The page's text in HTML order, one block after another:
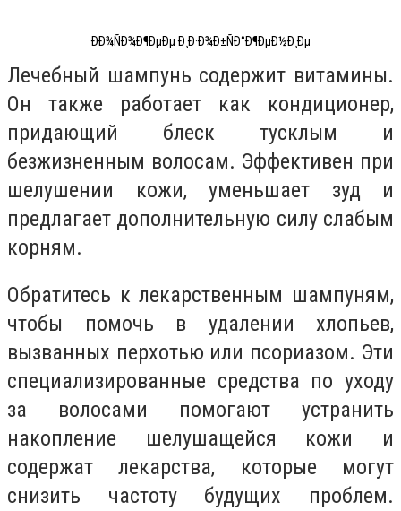
ÐÐ¾ÑÐ¾Ð¶ÐµÐµ Ð¸Ð·Ð¾Ð±ÑÐ°Ð¶ÐµÐ½Ð¸Ðµ
Лечебный шампунь содержит витамины.
Он также работает как кондиционер,
придающий блеск тусклым и
безжизненным волосам. Эффективен при
шелушении кожи, уменьшает зуд и
предлагает дополнительную силу слабым
корням.
Обратитесь к лекарственным шампуням,
чтобы помочь в удалении хлопьев,
вызванных перхотью или псориазом. Эти
специализированные средства по уходу
за волосами помогают устранить
накопление шелушащейся кожи и
содержат лекарства, которые могут
снизить частоту будущих проблем.